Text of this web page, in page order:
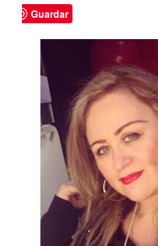
Guardar